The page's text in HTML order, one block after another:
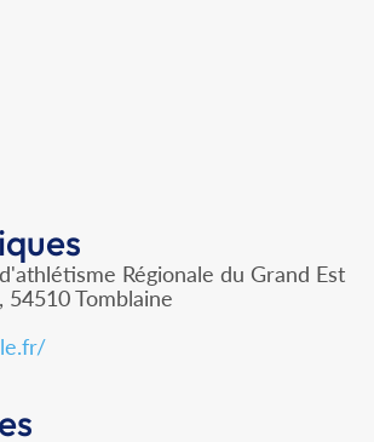
Régionale du Grand Est
54510 Tomblaine